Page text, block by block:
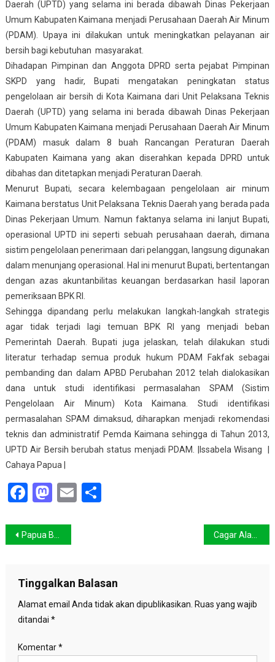
Daerah (UPTD) yang selama ini berada dibawah Dinas Pekerjaan
Umum Kabupaten Kaimana menjadi Perusahaan Daerah Air Minum
(PDAM). Upaya ini dilakukan untuk meningkatkan pelayanan air
bersih bagi kebutuhan masyarakat.
Dihadapan Pimpinan dan Anggota DPRD serta pejabat Pimpinan
SKPD yang hadir, Bupati mengatakan peningkatan status
pengelolaan air bersih di Kota Kaimana dari Unit Pelaksana Teknis
Daerah (UPTD) yang selama ini berada dibawah Dinas Pekerjaan
Umum Kabupaten Kaimana menjadi Perusahaan Daerah Air Minum
(PDAM) masuk dalam 8 buah Rancangan Peraturan Daerah
Kabupaten Kaimana yang akan diserahkan kepada DPRD untuk
dibahas dan ditetapkan menjadi Peraturan Daerah.
Menurut Bupati, secara kelembagaan pengelolaan air minum
Kaimana berstatus Unit Pelaksana Teknis Daerah yang berada pada
Dinas Pekerjaan Umum. Namun faktanya selama ini lanjut Bupati,
operasional UPTD ini seperti sebuah perusahaan daerah, dimana
sistim pengelolaan penerimaan dari pelanggan, langsung digunakan
dalam menunjang operasional. Hal ini menurut Bupati, bertentangan
dengan azas akuntanbilitas keuangan berdasarkan hasil laporan
pemeriksaan BPK RI.
Sehingga dipandang perlu melakukan langkah-langkah strategis
agar tidak terjadi lagi temuan BPK RI yang menjadi beban
Pemerintah Daerah. Bupati juga jelaskan, telah dilakukan studi
literatur terhadap semua produk hukum PDAM Fakfak sebagai
pembanding dan dalam APBD Perubahan 2012 telah dialokasikan
dana untuk studi identifikasi permasalahan SPAM (Sistim
Pengelolaan Air Minum) Kota Kaimana. Studi identifikasi
permasalahan SPAM dimaksud, diharapkan menjadi rekomendasi
teknis dan administratif Pemda Kaimana sehingga di Tahun 2013,
UPTD Air Bersih berubah status menjadi PDAM. |Issabela Wisang |
Cahaya Papua |
Facebook
Mastodon
EmailShare
Navigasi
Papua Barat Godok Raperdasus DBH Migas
Tinggalkan Balasan
Alamat email Anda tidak akan dipublikasikan. Ruas yang wajib
ditandai *
Komentar*